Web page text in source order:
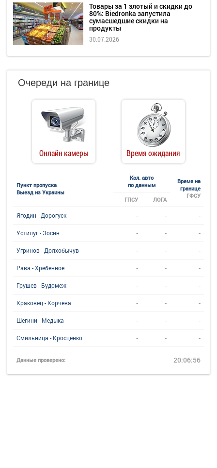
Товары за 1 злотый и скидки до
80%: Biedronka запустила
сумасшедшие скидки на
продукты
30.07.2026
Очереди на границе
Онлайн камеры Время ожидания
Пункт пропуска
Выезд из Украины
Кол. авто
по данным
Время на
границе
ГФСУ
ГПСУ ЛОГА
Ягодин - Дорогуск - - -
Устилуг - Зосин - - -
Угринов - Долхобычув - - -
Рава - Хребенное - - -
Грушев - Будомеж - - -
Краковец - Корчева - - -
Шегини - Медыка - - -
Смильница - Кросценко - - -
Данные проверено: 20:06:56